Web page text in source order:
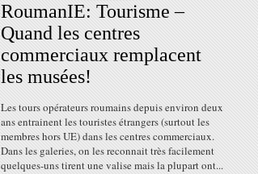
RoumanIE: Tourisme –
Quand les centres
commerciaux remplacent
les musées!
Les tours opérateurs roumains depuis environ deux
ans entrainent les touristes étrangers (surtout les
membres hors UE) dans les centres commerciaux.
Dans les galeries, on les reconnait très facilement
quelques-uns tirent une valise mais la plupart ont...